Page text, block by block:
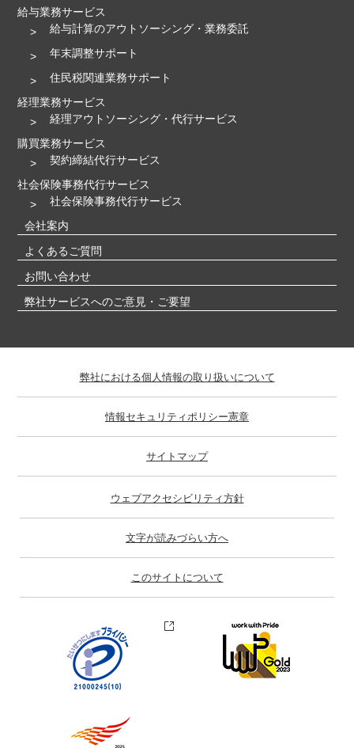
給与業務サービス
給与計算のアウトソーシング・業務委託
年末調整サポート
住民税関連業務サポート
経理業務サービス
経理アウトソーシング・代行サービス
購買業務サービス
契約締結代行サービス
社会保険事務代行サービス
社会保険事務代行サービス
会社案内
よくあるご質問
お問い合わせ
弊社サービスへのご意見・ご要望
弊社における個人情報の取り扱いについて
情報セキュリティポリシー憲章
サイトマップ
ウェブアクセシビリティ方針
文字が読みづらい方へ
このサイトについて